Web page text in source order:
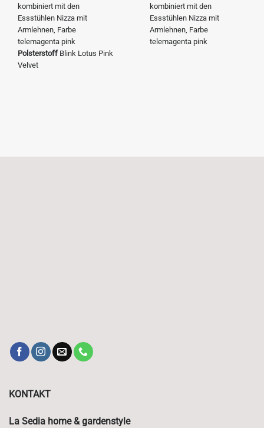
kombiniert mit den
Essstühlen Nizza mit
Armlehnen, Farbe
telemagenta pink
Polsterstoff Blink Lotus Pink
Velvet
kombiniert mit den
Essstühlen Nizza mit
Armlehnen, Farbe
telemagenta pink
KONTAKT
La Sedia home & gardenstyle